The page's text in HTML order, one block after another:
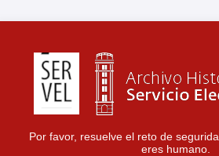
Por favor, resuelve el reto de
eres humano.